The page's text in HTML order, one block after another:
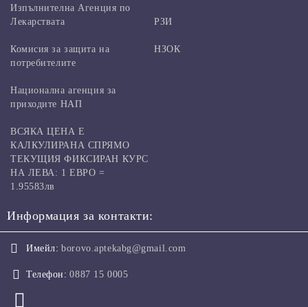
Изпълнителна Агенция по
Лекарствата
Комисия за защита на
потребителите
РЗИ
НЗОК
Национална агенция за
приходите НАП
ВСЯКА ЦЕНА Е
КАЛКУЛИРАНА СПРЯМО
ТЕКУЩИЯ ФИКСИРАН КУРС
НА ЛЕВА: 1 ЕВРО =
1.95583лв
Информация за контакти:
Имейл: borovo.aptekabg@gmail.com
Телефон: 0887 15 0005